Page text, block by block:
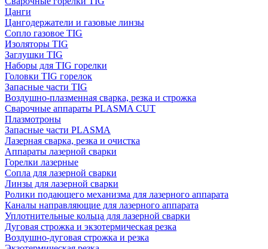
Цанги
Цангодержатели и газовые линзы
Сопло газовое TIG
Изоляторы TIG
Заглушки TIG
Наборы для TIG горелки
Головки TIG горелок
Запасные части TIG
Воздушно-плазменная сварка, резка и строжка
Сварочные аппараты PLASMA CUT
Плазмотроны
Запасные части PLASMA
Лазерная сварка, резка и очистка
Аппараты лазерной сварки
Горелки лазерные
Сопла для лазерной сварки
Линзы для лазерной сварки
Ролики подающего механизма для лазерного аппарата
Каналы направляющие для лазерного аппарата
Уплотнительные кольца для лазерной сварки
Дуговая строжка и экзотермическая резка
Воздушно-дуговая строжка и резка